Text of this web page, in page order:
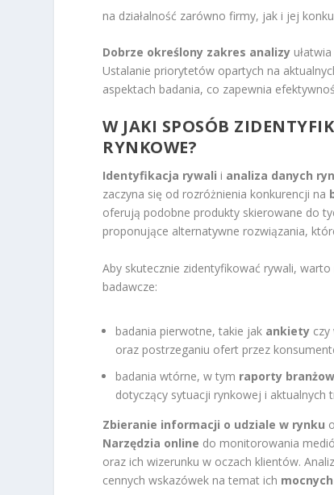
na działalność zarówno firmy, jak i jej
Dobrze określony zakres analizy
Ustalanie priorytetów opartych na
aspektach badania, co zapewnia
W JAKI SPOSÓB
RYNKOWE?
Identyfikacja rywali i analiza danych
zaczyna się od rozróżnienia konkurencji na
oferują podobne produkty skierowane do
proponujące alternatywne rozwiązania,
Aby skutecznie zidentyfikować rywali,
badawcze:
badania pierwotne, takie jak ankiety czy
oraz postrzeganiu ofert przez
badania wtórne, w tym raporty
dotyczący sytuacji rynkowej i aktualnych
Zbieranie informacji o udziale w rynku
Narzędzia online do monitorowania
oraz ich wizerunku w oczach klientów.
cennych wskazówek na temat ich